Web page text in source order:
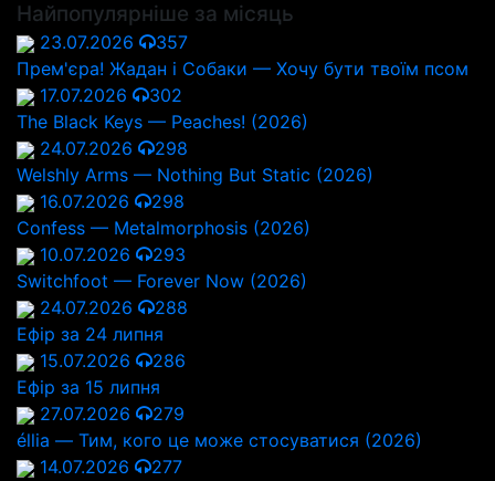
Найпопулярніше за місяць
23.07.2026
357
Прем'єра! Жадан і Собаки — Хочу бути твоїм псом
17.07.2026
302
The Black Keys — Peaches! (2026)
24.07.2026
298
Welshly Arms — Nothing But Static (2026)
16.07.2026
298
Confess — Metalmorphosis (2026)
10.07.2026
293
Switchfoot — Forever Now (2026)
24.07.2026
288
Ефір за 24 липня
15.07.2026
286
Ефір за 15 липня
27.07.2026
279
éllia — Тим, кого це може стосуватися (2026)
14.07.2026
277